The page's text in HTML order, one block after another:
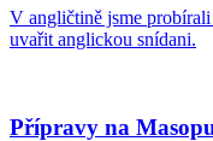
V angličtině jsme
uvařit anglickou snídani.
Přípravy na